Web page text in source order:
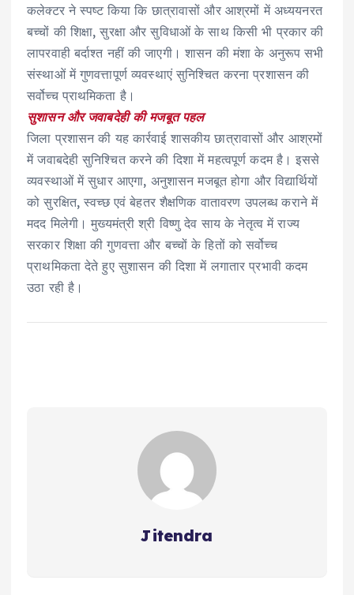
कलेक्टर ने स्पष्ट किया कि छात्रावासों और आश्रमों में अध्ययनरत
बच्चों की शिक्षा, सुरक्षा और सुविधाओं के साथ किसी भी प्रकार की
लापरवाही बर्दाश्त नहीं की जाएगी। शासन की मंशा के अनुरूप सभी
संस्थाओं में गुणवत्तापूर्ण व्यवस्थाएं सुनिश्चित करना प्रशासन की
सर्वोच्च प्राथमिकता है।
सुशासन और जवाबदेही की मजबूत पहल
जिला प्रशासन की यह कार्रवाई शासकीय छात्रावासों और आश्रमों
में जवाबदेही सुनिश्चित करने की दिशा में महत्वपूर्ण कदम है। इससे
व्यवस्थाओं में सुधार आएगा, अनुशासन मजबूत होगा और विद्यार्थियों
को सुरक्षित, स्वच्छ एवं बेहतर शैक्षणिक वातावरण उपलब्ध कराने में
मदद मिलेगी। मुख्यमंत्री श्री विष्णु देव साय के नेतृत्व में राज्य
सरकार शिक्षा की गुणवत्ता और बच्चों के हितों को सर्वोच्च
प्राथमिकता देते हुए सुशासन की दिशा में लगातार प्रभावी कदम
उठा रही है।
Jitendra